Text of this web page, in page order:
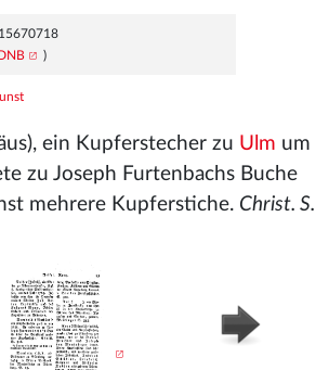
)
ein Kupferstecher zu Ulm um
zu Joseph Furtenbachs Buche
mehrere Kupferstiche. Christ. S.